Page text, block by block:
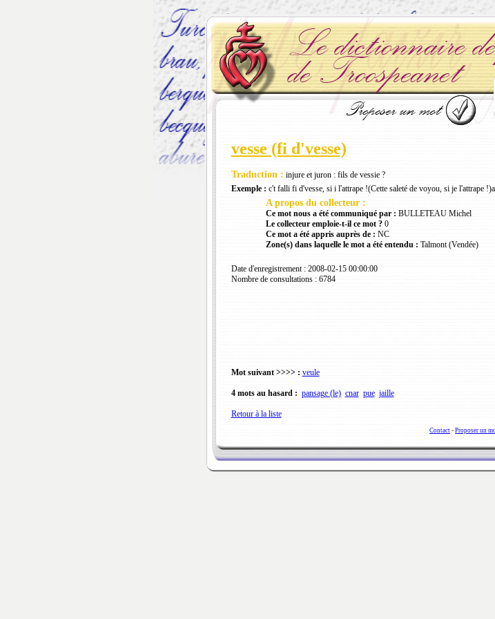
vesse (fi d'vesse)
Traduction : injure et juron : fils de vessie ?
Exemple : c't falli fi d'vesse, si i l'attrape !(Cette saleté de voyou, si je l'attrape
A propos du collecteur :
Ce mot nous a été communiqué par : BULLETEAU Michel
Le collecteur emploie-t-il ce mot ?0
Ce mot a été appris auprès de : NC
Zone(s) dans laquelle le mot a été entendu : Talmont (Vendée)
Date d'enregistrement : 2008-02-15 00:00:00
Nombre de consultations : 6784
Mot suivant >>>> : veule
4 mots au hasard : pansage (le) cnar pue jaille
Retour à la liste
Contact - Proposer un